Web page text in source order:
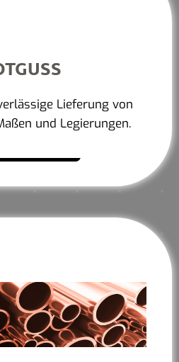
Lieferung von
und Legierungen.